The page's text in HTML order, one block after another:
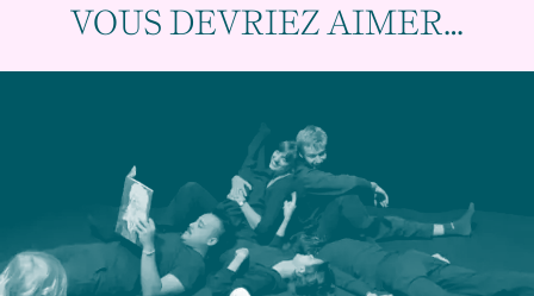
VOUS DEVRIEZ AIMER…